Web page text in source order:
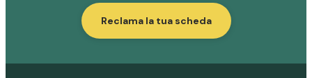
Reclama la tua scheda